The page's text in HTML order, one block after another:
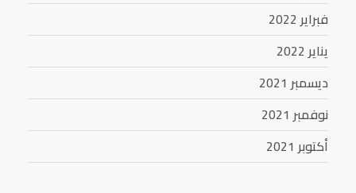
فبراير 2022
يناير 2022
ديسمبر 2021
نوفمبر 2021
أكتوبر 2021